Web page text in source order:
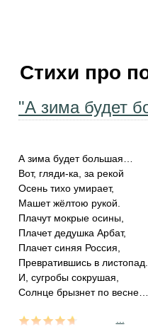
Стихи про
"А зима будет
А зима будет большая…
Вот, гляди-ка, за рекой
Осень тихо умирает,
Машет жёлтою рукой.
Плачут мокрые осины,
Плачет дедушка Арбат,
Плачет синяя Россия,
Превратившись в листопад.
И, сугробы сокрушая,
Солнце брызнет по весне…